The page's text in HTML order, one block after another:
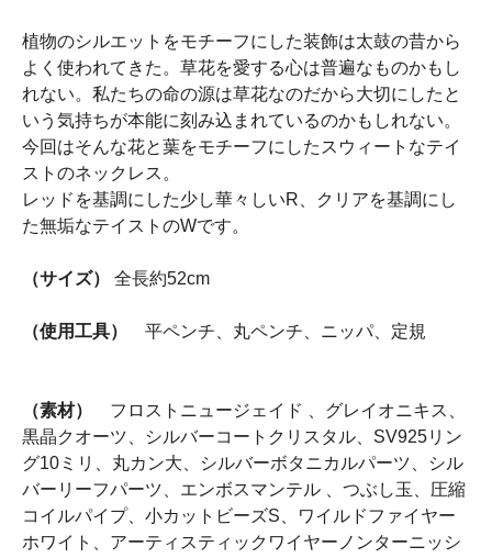
植物のシルエットをモチーフにした装飾は太鼓の昔から
よく使われてきた。草花を愛する心は普遍なものかもし
れない。私たちの命の源は草花なのだから大切にしたと
いう気持ちが本能に刻み込まれているのかもしれない。
今回はそんな花と葉をモチーフにしたスウィートなテイ
ストのネックレス。
レッドを基調にした少し華々しいR、クリアを基調にし
た無垢なテイストのWです。
（サイズ） 全長約52cm
（使用工具） 平ペンチ、丸ペンチ、ニッパ、定規
（素材）
フロストニュージェイド 、グレイオニキス、
黒晶クオーツ、シルバーコートクリスタル、SV925リン
グ10ミリ、丸カン大、シルバーボタニカルパーツ、シル
バーリーフパーツ、エンボスマンテル 、つぶし玉、圧縮
コイルパイプ、小カットビーズS、ワイルドファイヤー
ホワイト、アーティスティックワイヤーノンターニッシ